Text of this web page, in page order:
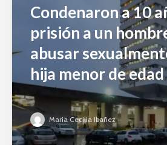
Condenaron a 10
prisión a un
abusar
hija menor de edad
Maria Cecilia Ibañez